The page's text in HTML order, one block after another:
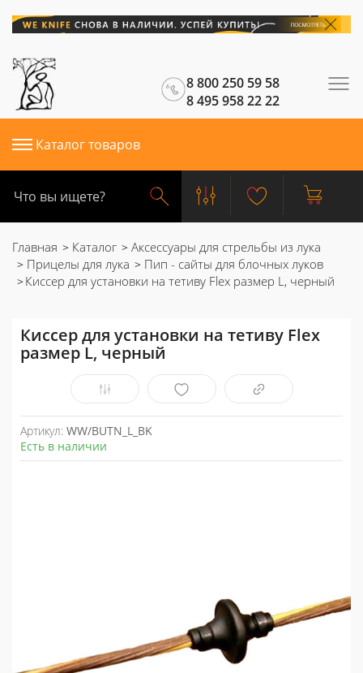
8 800 250 59 58
8 495 958 22 22
Каталог товаров
Главная Каталог
Аксессуары для стрельбы из лука
Прицелы для лука
Пип - сайты для блочных луков
Киссер для установки на тетиву Flex размер L, черный
Киссер для установки на тетиву Flex
размер L, черный
Артикул: WW/BUTN_L_BK
Есть в наличии